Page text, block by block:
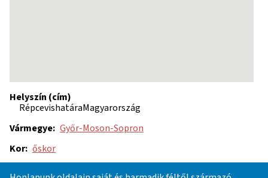
Helyszín (cím)
RépcevishatáraMagyarország
Vármegye Győr-Moson-Sopron
Kor őskor